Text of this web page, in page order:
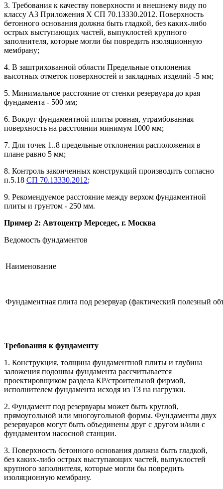
3. Требования к качеству поверхности и внешнему виду по
классу А3 Приложения X СП 70.13330.2012. Поверхность
бетонного основания должна быть гладкой, без каких-либо
острых выступающих частей, выпуклостей крупного
заполнителя, которые могли бы повредить изоляционную
мембрану;
4. В заштрихованной области Предельные отклонения
высотных отметок поверхностей и закладных изделий -5 мм;
5. Минимальное расстояние от стенки резервуара до края
фундамента - 500 мм;
6. Вокруг фундаментной плиты ровная, утрамбованная
поверхность на расстоянии минимум 1000 мм;
7. Для точек 1..8 предельные отклонения расположения в
плане равно 5 мм;
8. Контроль законченных конструкций производить согласно
п.5.18 СП 70.13330.2012;
9. Рекомендуемое расстояние между верхом фундаментной
плиты и грунтом - 250 мм.
Пример 2: Автоцентр Мерседес, г. Москва
Ведомость фундаментов
Наименование
Фундаментная плита под резервуар (фактический полезный
Требования к фундаменту
1. Конструкция, толщина фундаментной плиты и глубина
заложения подошвы фундамента рассчитывается
проектировщиком раздела КР/строительной фирмой,
исполнителем фундамента исходя из ТЗ на нагрузки.
2. Фундамент под резервуары может быть круглой,
прямоугольной или многоугольной формы. Фундаменты двух
резервуаров могут быть объединены друг с другом и/или с
фундаментом насосной станции.
3. Поверхность бетонного основания должна быть гладкой,
без каких-либо острых выступающих частей, выпуклостей
крупного заполнителя, которые могли бы повредить
изоляционную мембрану.